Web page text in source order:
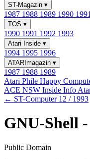
ST-Magazin ▾
1987 1988 1989 1990 1991
TOS ▾
1990 1991 1992 1993
Atari Inside ▾
1994 1995 1996
ATARImagazin ▾
1987 1988 1989
Atari Phile Happy
ACE NSW Inside Info
← ST-Computer 12 / 1993
GNU-Shell
Public Domain